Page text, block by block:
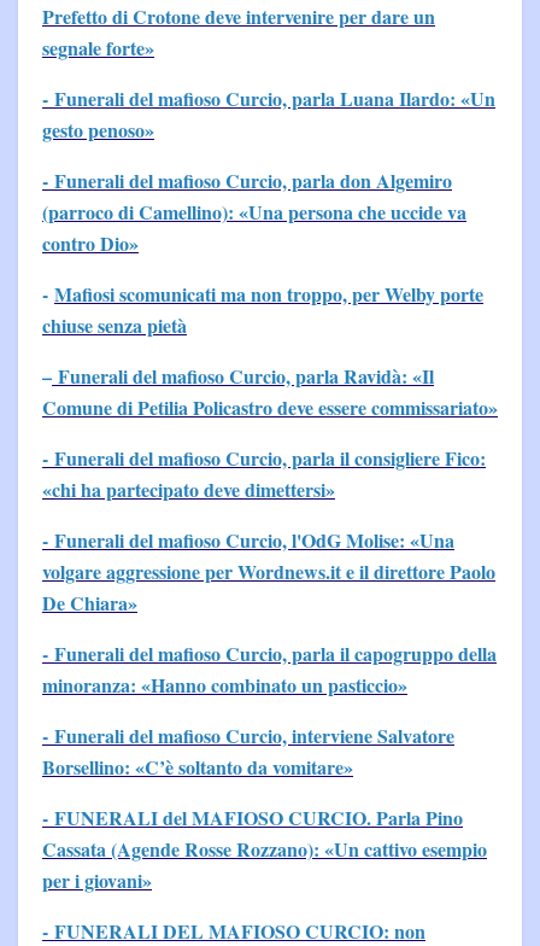
Prefetto di Crotone deve intervenire per dare un
segnale forte»
- Funerali del mafioso Curcio, parla Luana Ilardo: «Un
gesto penoso»
- Funerali del mafioso Curcio, parla don Algemiro
(parroco di Camellino): «Una persona che uccide va
contro Dio»
- Mafiosi scomunicati ma non troppo, per Welby porte
chiuse senza pietà
– Funerali del mafioso Curcio, parla Ravidà: «Il
Comune di Petilia Policastro deve essere commissariato»
- Funerali del mafioso Curcio, parla il consigliere Fico:
«chi ha partecipato deve dimettersi»
- Funerali del mafioso Curcio, l'OdG Molise: «Una
volgare aggressione per Wordnews.it e il direttore Paolo
De Chiara»
- Funerali del mafioso Curcio, parla il capogruppo della
minoranza: «Hanno combinato un pasticcio»
- Funerali del mafioso Curcio, interviene Salvatore
Borsellino: «C’è soltanto da vomitare»
- FUNERALI del MAFIOSO CURCIO. Parla Pino
Cassata (Agende Rosse Rozzano): «Un cattivo esempio
per i giovani»
- FUNERALI DEL MAFIOSO CURCIO: non